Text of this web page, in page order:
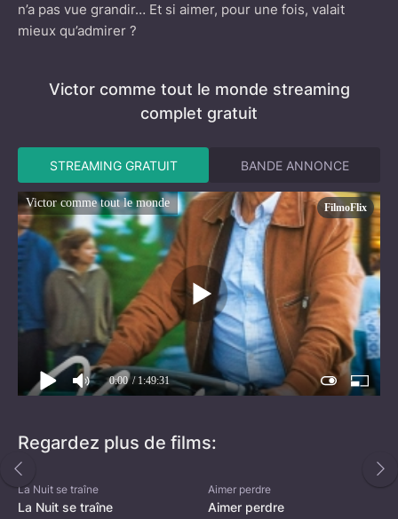
n’a pas vue grandir… Et si aimer, pour une fois, valait
mieux qu’admirer ?
Victor comme tout le monde streaming
complet gratuit
STREAMING GRATUIT BANDE ANNONCE
Victor comme tout le monde
0:00 / 1:49:31
FilmoFlix
Regardez plus de films:
La Nuit se traîne
La Nuit se traîne
Aimer perdre
Aimer perdre